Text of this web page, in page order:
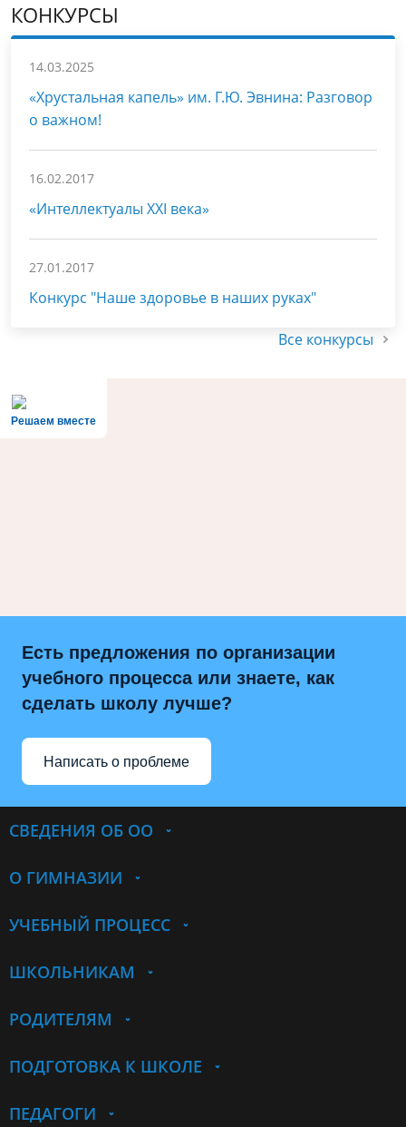
КОНКУРСЫ
14.03.2025
«Хрустальная капель» им. Г.Ю. Эвнина: Разговор
о важном!
16.02.2017
«Интеллектуалы XXI века»
27.01.2017
Конкурс "Наше здоровье в наших руках"
Все конкурсы
Решаем вместе
Есть предложения по организации
учебного процесса или знаете, как
сделать школу лучше?
Написать о проблеме
СВЕДЕНИЯ ОБ ОО
О ГИМНАЗИИ
УЧЕБНЫЙ ПРОЦЕСС
ШКОЛЬНИКАМ
РОДИТЕЛЯМ
ПОДГОТОВКА К ШКОЛЕ
ПЕДАГОГИ